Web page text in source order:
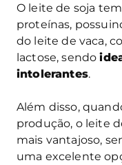
O leite de soja
proteínas,
do leite de vaca,
lactose, sendo
intolerantes.
Além disso,
produção, o leite
mais vantajoso,
uma excelente